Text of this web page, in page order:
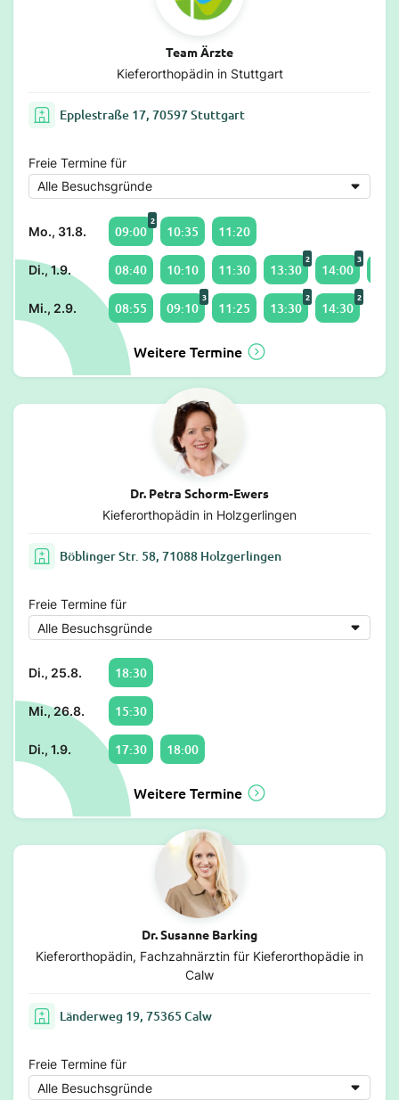
Team Ärzte
Kieferorthopädin in Stuttgart
Epplestraße 17, 70597 Stuttgart
Freie Termine für
Mo., 31.8. 09:00
2
10:35 11:20
Di., 1.9. 08:40 10:10 11:30 13:30
2
14:00
3
Mi., 2.9. 08:55 09:10
3
11:25 13:30
2
14:30
2
Weitere Termine
Dr. Petra Schorm-Ewers
Kieferorthopädin in Holzgerlingen
Böblinger Str. 58, 71088 Holzgerlingen
Freie Termine für
Di., 25.8. 18:30
Mi., 26.8. 15:30
Di., 1.9. 17:30 18:00
Weitere Termine
Dr. Susanne Barking
Kieferorthopädin, Fachzahnärztin für Kieferorthopädie in
Calw
Länderweg 19, 75365 Calw
Freie Termine für